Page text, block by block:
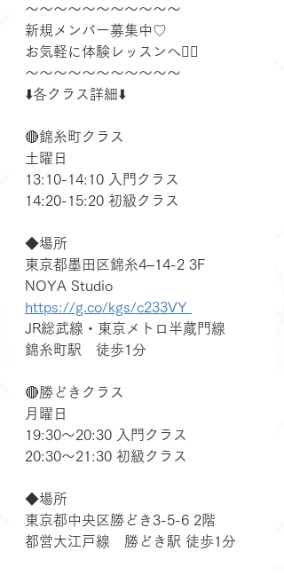
～～～～～～～～～～～
新規メンバー募集中♡
お気軽に体験レッスンへ💁‍♀️
～～～～～～～～～～～
⬇️各クラス詳細⬇️
🔴錦糸町クラス
土曜日
13:10-14:10 入門クラス
14:20-15:20 初級クラス
◆場所
東京都墨田区錦糸4–14-2 3F
NOYA Studio
https://g.co/kgs/c233VY
JR総武線・東京メトロ半蔵門線
錦糸町駅　徒歩1分
🔴勝どきクラス
月曜日
19:30～20:30 入門クラス
20:30～21:30 初級クラス
◆場所
東京都中央区勝どき3-5-6 2階
都営大江戸線　勝どき駅 徒歩1分